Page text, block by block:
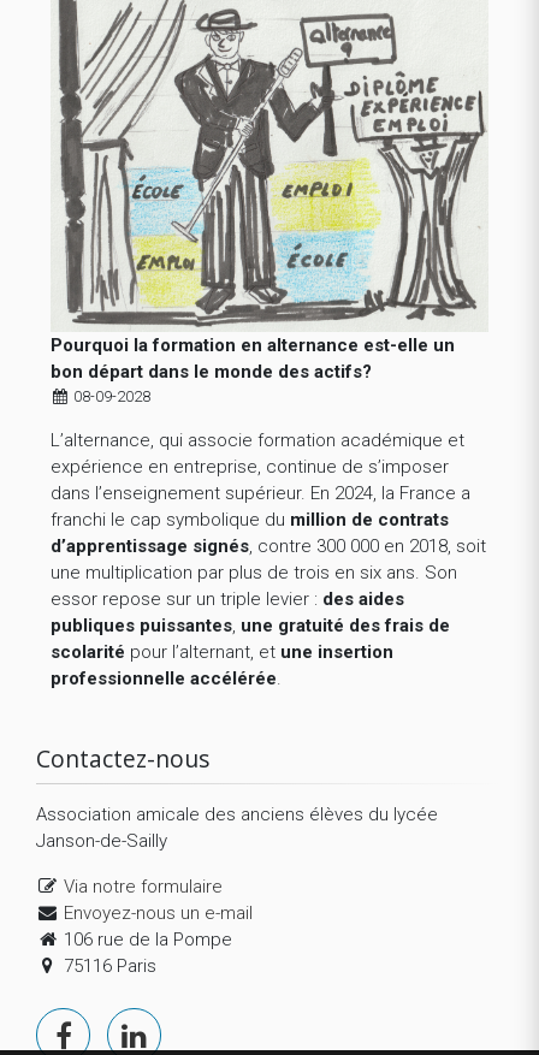
Pourquoi la formation en alternance est-elle un
bon départ dans le monde des actifs?
08-09-2028
L’alternance, qui associe formation académique et
expérience en entreprise, continue de s’imposer
dans l’enseignement supérieur. En 2024, la France a
franchi le cap symbolique du million de contrats
d’apprentissage signés, contre 300 000 en 2018, soit
une multiplication par plus de trois en six ans. Son
essor repose sur un triple levier : des aides
publiques puissantes, une gratuité des frais de
scolarité pour l’alternant, et une insertion
professionnelle accélérée.
Contactez-nous
Association amicale des anciens élèves du lycée
Janson-de-Sailly
Via notre formulaire
Envoyez-nous un e-mail
106 rue de la Pompe
75116 Paris